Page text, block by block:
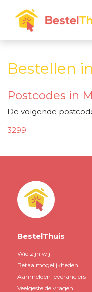
Bestellen
Postcodes in
De volgende
3299
BestelThuis
Wie zijn wij
Betaalmogelijkheden
Aanmelden leveranciers
Veelgestelde vragen